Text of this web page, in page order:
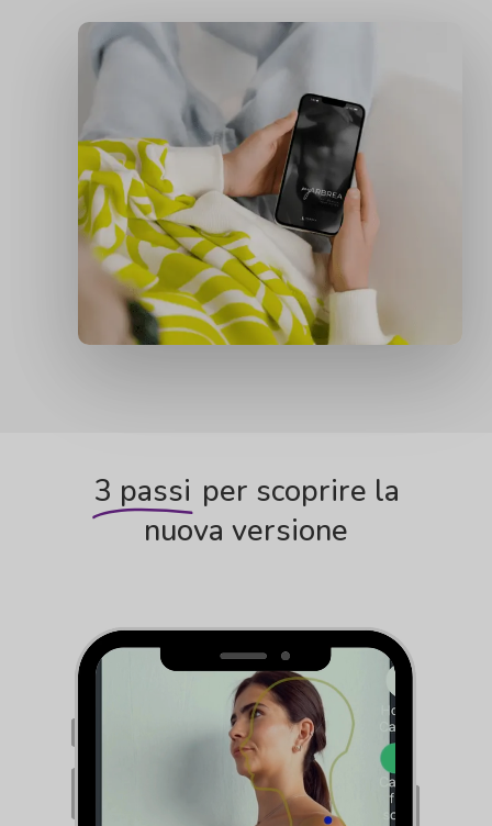
3 passi per scoprire la
nuova versione